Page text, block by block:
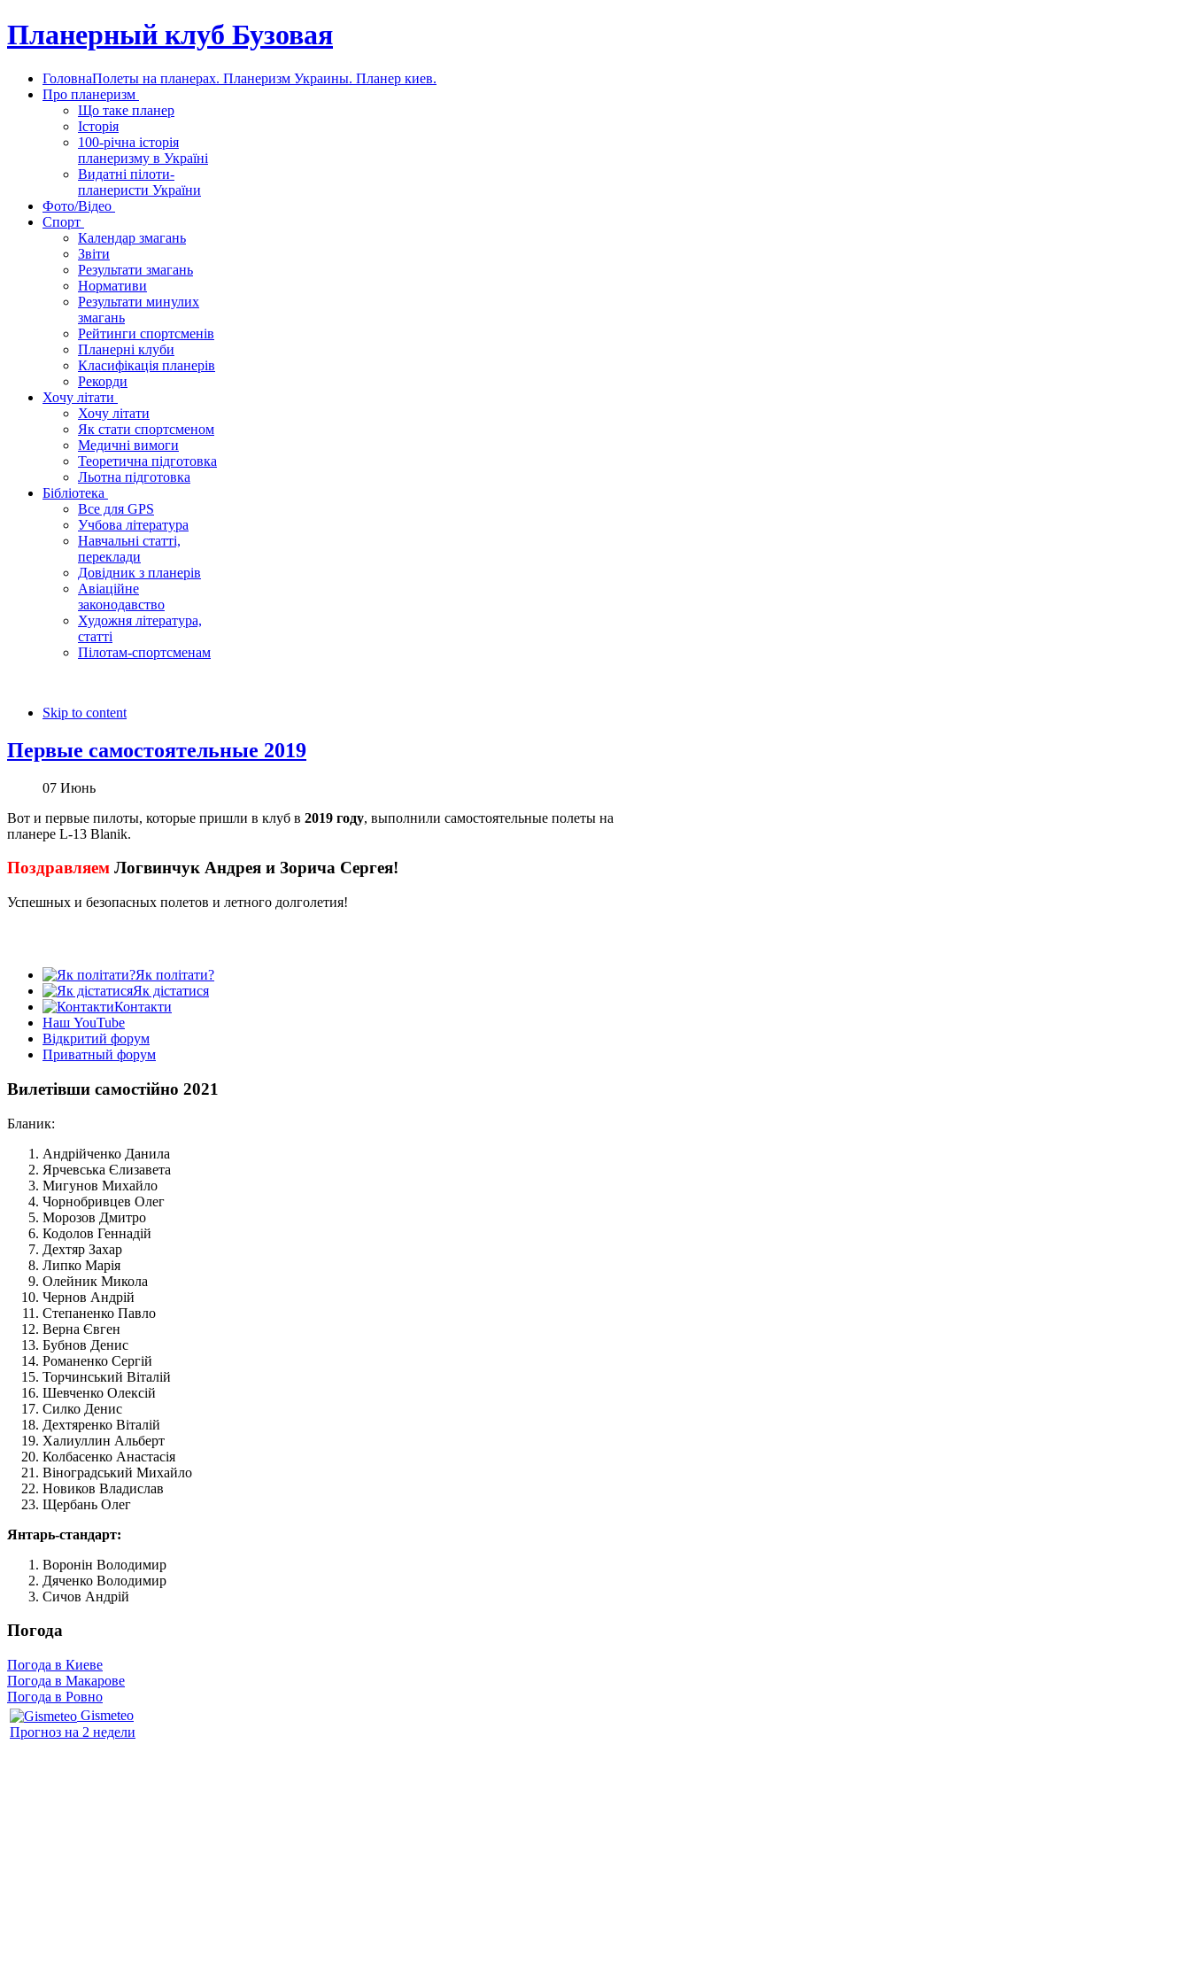
Планерный клуб Бузовая
ГоловнаПолеты на планерах. Планеризм Украины. Планер киев.
Про планеризм
Що таке планер
Історія
100-річна історія
планеризму в Україні
Видатні пілоти-
планеристи України
Фото/Відео
Спорт
Календар змагань
Звіти
Результати змагань
Нормативи
Результати минулих
змагань
Рейтинги спортсменів
Планерні клуби
Класифікація планерів
Рекорди
Хочу літати
Хочу літати
Як стати спортсменом
Медичні вимоги
Теоретична підготовка
Льотна підготовка
Бібліотека
Все для GPS
Учбова література
Навчальні статті,
переклади
Довідник з планерів
Авіаційне
законодавство
Художня література,
статті
Пілотам-спортсменам
Skip to content
Первые самостоятельные 2019
07 Июнь
Вот и первые пилоты, которые пришли в клуб в 2019 году, выполнили самостоятельные полеты на
планере L-13 Blanik.
Поздравляем Логвинчук Андрея и Зорича Сергея!
Успешных и безопасных полетов и летного долголетия!
Як політати?
Як дістатися
Контакти
Наш YouTube
Відкритий форум
Приватный форум
Вилетівши самостійно 2021
Бланик:
Андрійченко Данила
Ярчевська Єлизавета
Мигунов Михайло
Чорнобривцев Олег
Морозов Дмитро
Кодолов Геннадій
Дехтяр Захар
Липко Марія
Олейник Микола
Чернов Андрій
Степаненко Павло
Верна Євген
Бубнов Денис
Романенко Сергій
Торчинський Віталій
Шевченко Олексій
Силко Денис
Дехтяренко Віталій
Халиуллин Альберт
Колбасенко Анастасія
Віноградський Михайло
Новиков Владислав
Щербань Олег
Янтарь-стандарт:
Воронін Володимир
Дяченко Володимир
Сичов Андрій
Погода
Погода в Киеве
Погода в Макарове
Погода в Ровно
Gismeteo
Прогноз на 2 недели